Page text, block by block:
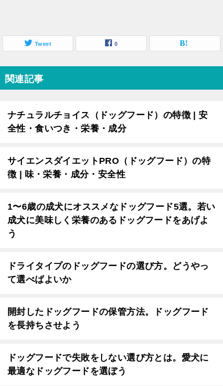
Tweet 0
関連記事
ナチュラルチョイス（ドッグフード）の特徴 | 安
全性・食いつき・栄養・成分
サイエンスダイエットPRO（ドッグフード）の特
徴 | 味・栄養・成分・安全性
1〜6歳の成犬にオススメなドッグフード5選。若い
成犬に美味しく栄養のあるドッグフードをあげよ
う
ドライタイプのドッグフードの選び方。どうやっ
て選べばよいか
開封したドッグフードの保管方法。ドッグフード
を長持ちさせよう
ドッグフードで失敗をしない選び方とは。愛犬に
最適なドッグフードを選ぼう